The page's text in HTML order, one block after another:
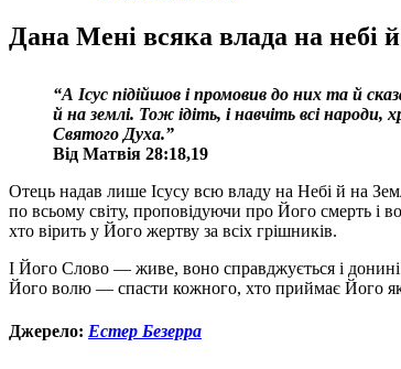
Дана Мені всяка влада на небі
“А Ісус підійшов і промовив до них та й
й на землі. Тож ідіть, і навчіть всі народи,
Святого Духа.”
Від Матвія 28:18,19
Отець надав лише Ісусу всю владу на Небі й на
по всьому світу, проповідуючи про Його смерть і
хто вірить у Його жертву за всіх грішників.
І Його Слово — живе, воно справджується і
Його волю — спасти кожного, хто приймає Його
Джерело: Естер Безерра